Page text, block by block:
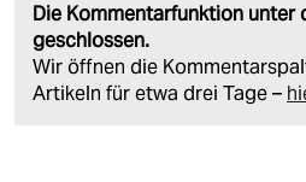
Die Kommentarfunktion unter
geschlossen.
Wir öffnen die
Artikeln für etwa drei Tage –